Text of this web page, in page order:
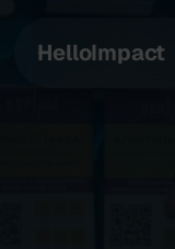
HelloImpact